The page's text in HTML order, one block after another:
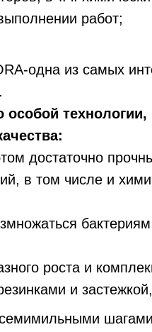
работ;
одна из самых
технологии,
достаточно
в том числе и
роста и
и
семимильными